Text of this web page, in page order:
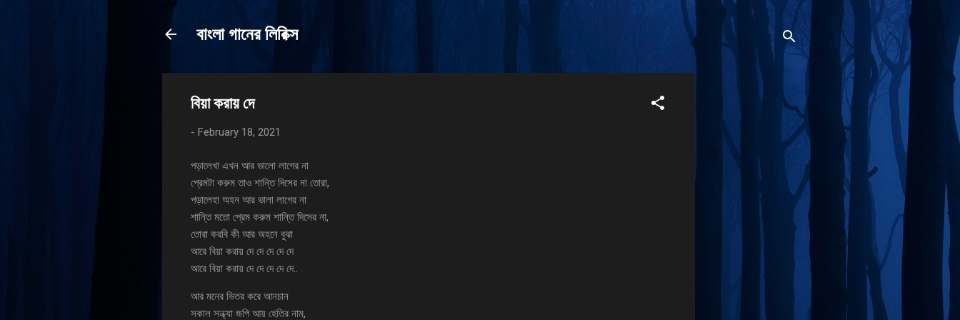
বাংলা গানের লিরিক্স
বিয়া করায় দে
- February 18, 2021
পড়ালেখা এখন আর ভালো লাগের না
প্রেমটা করুম তাও শান্তি দিসের না তোরা,
পড়ালেহা অহন আর ভালা লাগের না
শান্তি মতো প্রেম করুম শান্তি দিসের না,
তোরা করবি কী আর অহনে বুঝা
আরে বিয়া করায় দে দে দে দে দে
আরে বিয়া করায় দে দে দে দে দে..
আর মনের ভিতর করে আনচান
সকাল সন্ধ্যা জপি আয় হেতির নাম,